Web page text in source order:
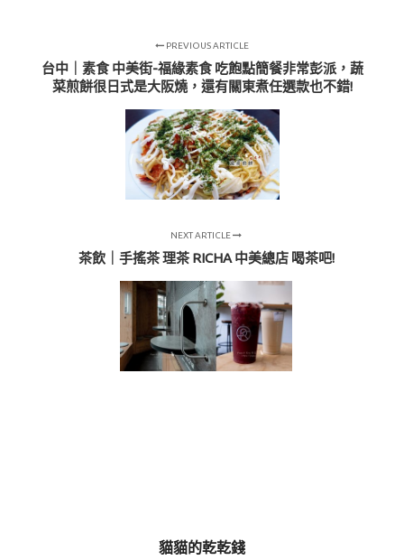
PREVIOUS ARTICLE
台中｜素食 中美街-福緣素食 吃飽點簡餐非常彭派，蔬
菜煎餅很日式是大阪燒，還有關東煮任選款也不錯!
NEXT ARTICLE
茶飲｜手搖茶 理茶 RICHA 中美總店 喝茶吧!
貓貓的乾乾錢